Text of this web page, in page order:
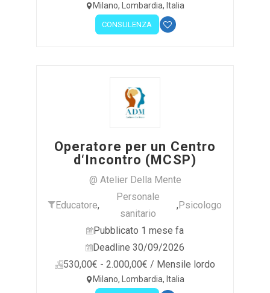
Milano, Lombardia, Italia
CONSULENZA
Operatore per un Centro
d‘Incontro (MCSP)
@ Atelier Della Mente
Educatore,
Personale
sanitario
,Psicologo
Pubblicato 1 mese fa
Deadline 30/09/2026
530,00€ - 2.000,00€ / Mensile lordo
Milano, Lombardia, Italia